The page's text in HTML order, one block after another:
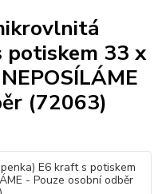
potiskem 33 x
(72063)